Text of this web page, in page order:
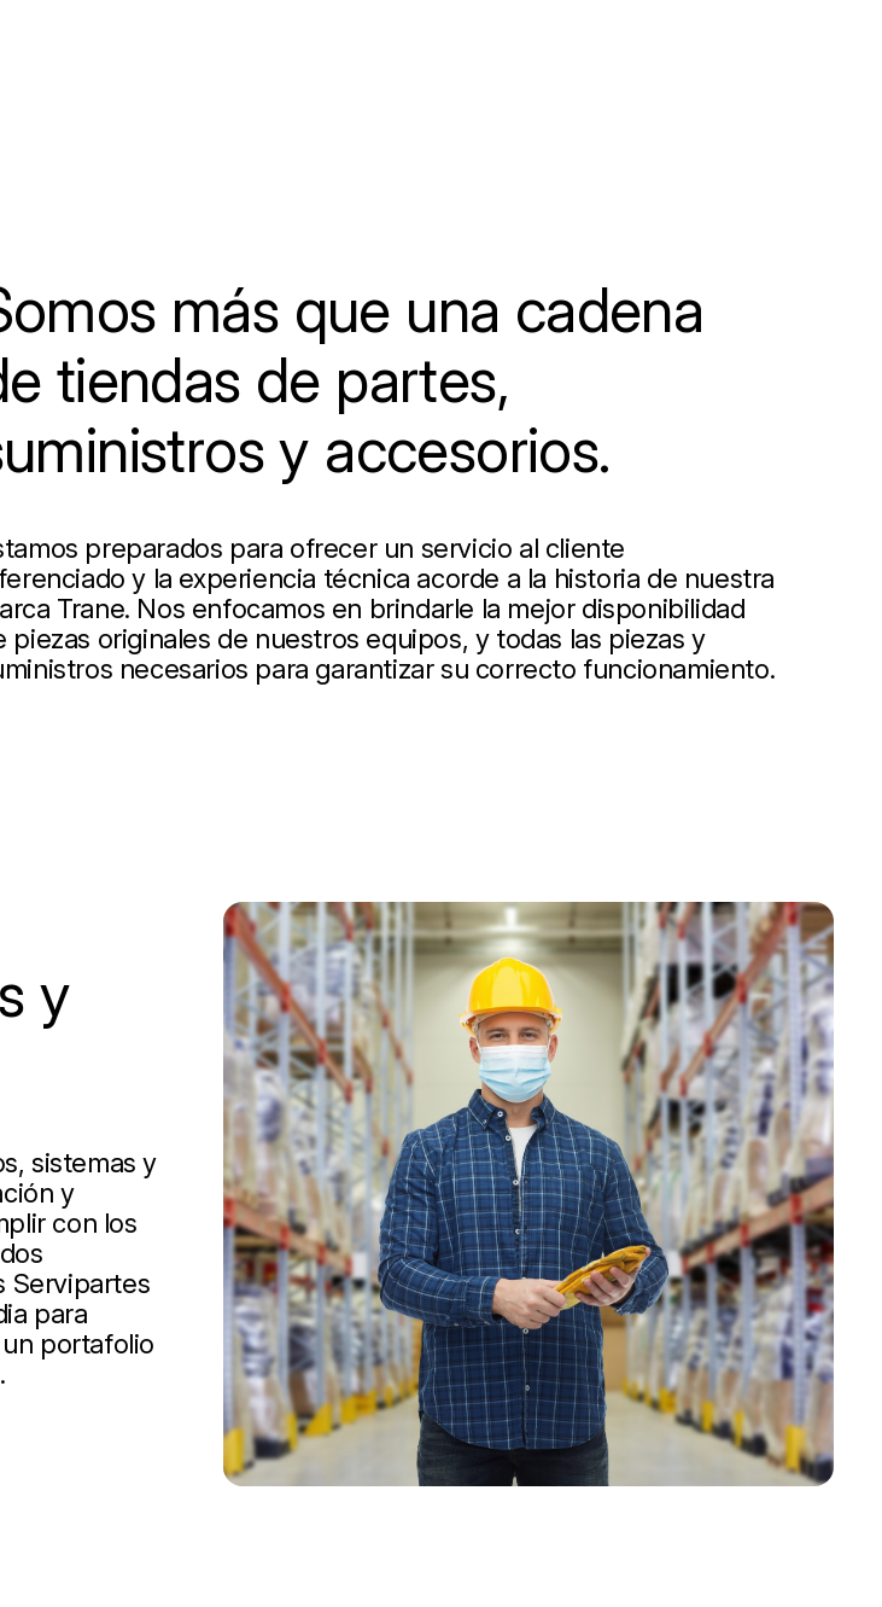
más que una cadena
tiendas de partes,
y accesorios.
preparados para ofrecer un servicio al cliente
y la experiencia técnica acorde a la historia de nuestra
Trane. Nos enfocamos en brindarle la mejor disponibilidad
piezas originales de nuestros equipos, y todas las piezas y
necesarios para garantizar su correcto funcionamiento.
y
sistemas y
y
con los
Servipartes
para
portafolio